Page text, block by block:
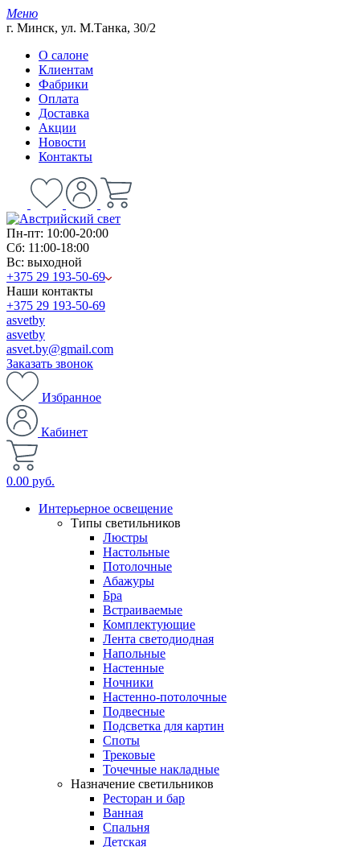
Меню
г. Минск, ул. М.Танка, 30/2
О салоне
Клиентам
Фабрики
Оплата
Доставка
Акции
Новости
Контакты
Пн-пт: 10:00-20:00
Сб: 11:00-18:00
Вс: выходной
+375 29 193-50-69
Наши контакты
+375 29 193-50-69
asvetby
asvetby
asvet.by@gmail.com
Заказать звонок
Избранное
Кабинет
0.00 руб.
Интерьерное освещение
Типы светильников
Люстры
Настольные
Потолочные
Абажуры
Бра
Встраиваемые
Комплектующие
Лента светодиодная
Напольные
Настенные
Ночники
Настенно-потолочные
Подвесные
Подсветка для картин
Споты
Трековые
Точечные накладные
Назначение светильников
Ресторан и бар
Ванная
Спальня
Детская